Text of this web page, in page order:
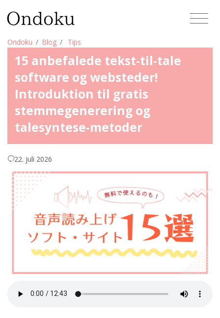
Ondoku Blog Tips
15 anbefalede tekst-til-tale
software og websteder!
Introduktion til gratis
stemmegenerering og
talesyntese-metoder
22. juli 2026